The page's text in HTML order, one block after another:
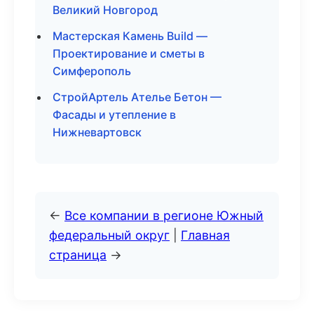
Великий Новгород
Мастерская Камень Build —
Проектирование и сметы в
Симферополь
СтройАртель Ателье Бетон —
Фасады и утепление в
Нижневартовск
← Все компании в регионе Южный
федеральный округ
Главная
страница →